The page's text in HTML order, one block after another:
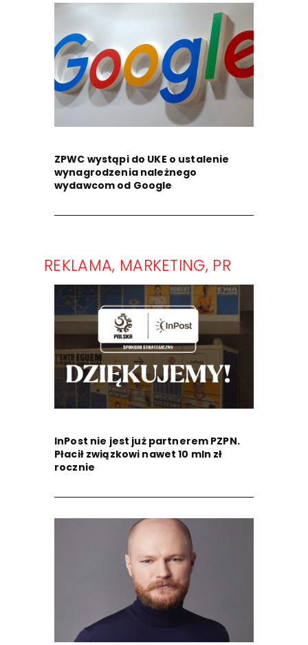
ZPWC wystąpi do UKE o ustalenie
wynagrodzenia należnego
wydawcom od Google
REKLAMA, MARKETING, PR
InPost nie jest już partnerem PZPN.
Płacił związkowi nawet 10 mln zł
rocznie